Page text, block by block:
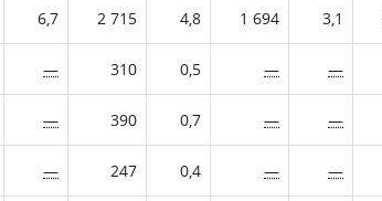
6,7 2 715 4,8 1 694 3,1
— 310 0,5 — —
— 390 0,7 — —
— 247 0,4 — —